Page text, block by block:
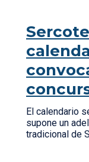
El calendario
supone un
tradicional de